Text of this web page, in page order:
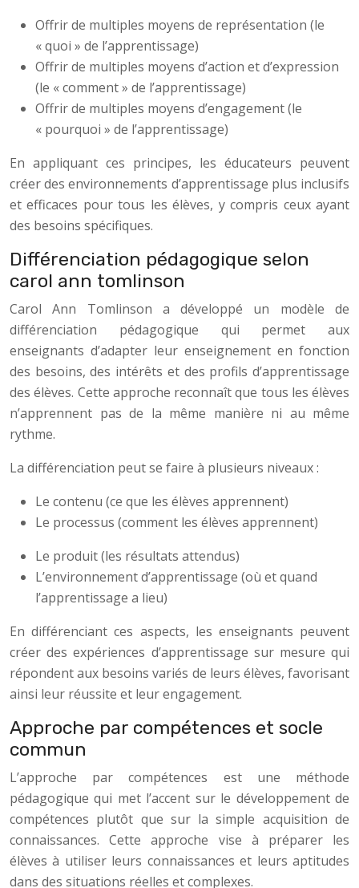
Offrir de multiples moyens de représentation (le
« quoi » de l’apprentissage)
Offrir de multiples moyens d’action et d’expression
(le « comment » de l’apprentissage)
Offrir de multiples moyens d’engagement (le
« pourquoi » de l’apprentissage)
En appliquant ces principes, les éducateurs peuvent
créer des environnements d’apprentissage plus inclusifs
et efficaces pour tous les élèves, y compris ceux ayant
des besoins spécifiques.
Différenciation pédagogique selon
carol ann tomlinson
Carol Ann Tomlinson a développé un modèle de
différenciation pédagogique qui permet aux
enseignants d’adapter leur enseignement en fonction
des besoins, des intérêts et des profils d’apprentissage
des élèves. Cette approche reconnaît que tous les élèves
n’apprennent pas de la même manière ni au même
rythme.
La différenciation peut se faire à plusieurs niveaux :
Le contenu (ce que les élèves apprennent)
Le processus (comment les élèves apprennent)
Le produit (les résultats attendus)
L’environnement d’apprentissage (où et quand
l’apprentissage a lieu)
En différenciant ces aspects, les enseignants peuvent
créer des expériences d’apprentissage sur mesure qui
répondent aux besoins variés de leurs élèves, favorisant
ainsi leur réussite et leur engagement.
Approche par compétences et socle
commun
L’approche par compétences est une méthode
pédagogique qui met l’accent sur le développement de
compétences plutôt que sur la simple acquisition de
connaissances. Cette approche vise à préparer les
élèves à utiliser leurs connaissances et leurs aptitudes
dans des situations réelles et complexes.